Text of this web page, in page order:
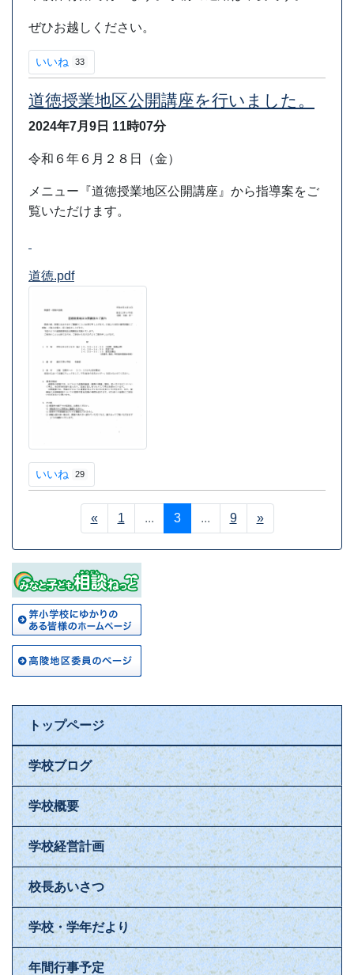
トップページ
学校ブログ
学校概要
学校経営計画
校長あいさつ
学校・学年だより
年間行事予定
ぜひお越しください。
いいね 33
道徳授業地区公開講座を行いました。
2024年7月9日 11時07分
令和６年６月２８日（金）
メニュー『道徳授業地区公開講座』から指導案をご
覧いただけます。
道徳.pdf
いいね 29
« 1 ... 3 ... 9 »